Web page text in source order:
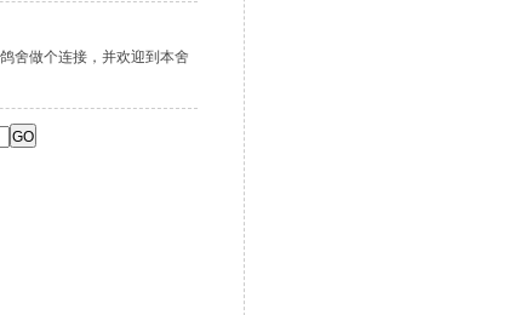
舍做个连接，并欢迎到本舍